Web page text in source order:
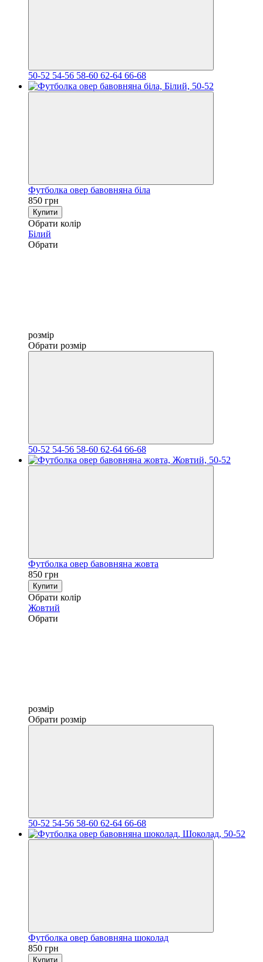
50-52 54-56 58-60 62-64 66-68
Футболка овер бавовняна біла
850 грн
Купити
Обрати колір
Білий
Обрати
розмір
Обрати розмір
50-52 54-56 58-60 62-64 66-68
Футболка овер бавовняна жовта
850 грн
Купити
Обрати колір
Жовтий
Обрати
розмір
Обрати розмір
50-52 54-56 58-60 62-64 66-68
Футболка овер бавовняна шоколад
850 грн
Купити